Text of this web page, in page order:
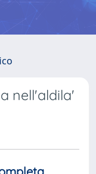
nell'aldila'